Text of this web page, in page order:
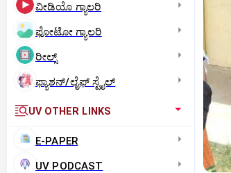
ವೀಡಿಯೊ ಗ್ಯಾಲರಿ
ಫೋಟೋ ಗ್ಯಾಲರಿ
ರೀಲ್ಸ್
ಫ್ಯಾಶನ್/ಲೈಫ್‌ ಸ್ಟೈಲ್
UV OTHER LINKS
E-PAPER
UV PODCAST